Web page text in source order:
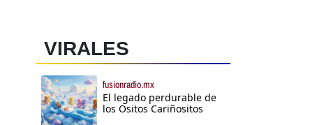
VIRALES
fusionradio.mx
El legado perdurable de
los Ositos Cariñositos